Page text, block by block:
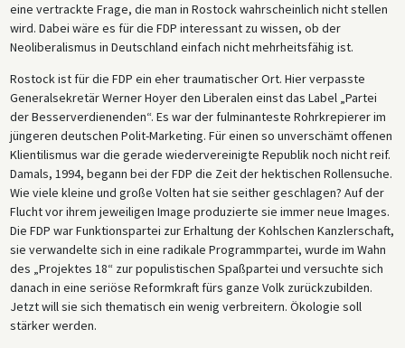
eine vertrackte Frage, die man in Rostock wahrscheinlich nicht stellen
wird. Dabei wäre es für die FDP interessant zu wissen, ob der
Neoliberalismus in Deutschland einfach nicht mehrheitsfähig ist.
Rostock ist für die FDP ein eher traumatischer Ort. Hier verpasste
Generalsekretär Werner Hoyer den Liberalen einst das Label „Partei
der Besserverdienenden“. Es war der fulminanteste Rohrkrepierer im
jüngeren deutschen Polit-Marketing. Für einen so unverschämt offenen
Klientilismus war die gerade wiedervereinigte Republik noch nicht reif.
Damals, 1994, begann bei der FDP die Zeit der hektischen Rollensuche.
Wie viele kleine und große Volten hat sie seither geschlagen? Auf der
Flucht vor ihrem jeweiligen Image produzierte sie immer neue Images.
Die FDP war Funktionspartei zur Erhaltung der Kohlschen Kanzlerschaft,
sie verwandelte sich in eine radikale Programmpartei, wurde im Wahn
des „Projektes 18“ zur populistischen Spaßpartei und versuchte sich
danach in eine seriöse Reformkraft fürs ganze Volk zurückzubilden.
Jetzt will sie sich thematisch ein wenig verbreitern. Ökologie soll
stärker werden.